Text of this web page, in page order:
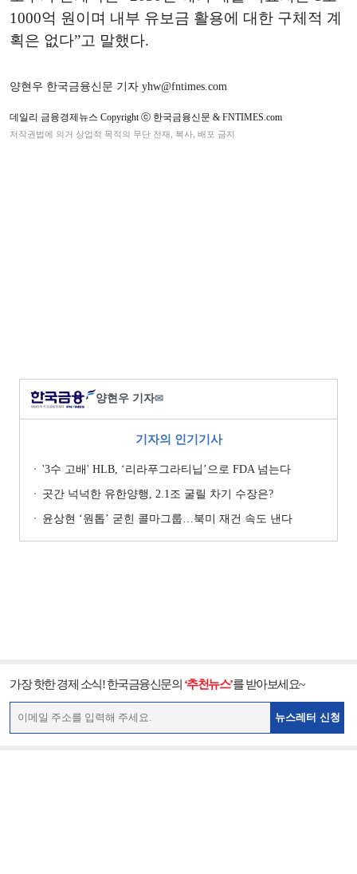
1000억 원이며 내부 유보금 활용에 대한 구체적 계
획은 없다”고 말했다.
양현우 한국금융신문 기자 yhw@fntimes.com
데일리 금융경제뉴스 Copyright ⓒ 한국금융신문 & FNTIMES.com
저작권법에 의거 상업적 목적의 무단 전재, 복사, 배포 금지
양현우 기자✉
기자의 인기기사
'3수 고배' HLB, ‘리라푸그라티닙’으로 FDA 넘는다
곳간 넉넉한 유한양행, 2.1조 굴릴 차기 수장은?
윤상현 ‘원톱ʼ 굳힌 콜마그룹…북미 재건 속도 낸다
가장 핫한 경제 소식! 한국금융신문의 ‘추천뉴스’를 받아보세요~
뉴스레터 신청